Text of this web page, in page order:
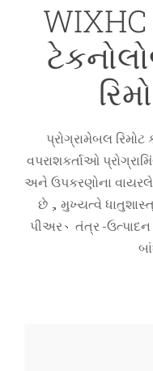
પ્રોગ્રામેબલ
વપરાશકર્તાઓ
અને ઉપકરણોના
છે，મુખ્યત્વે
પીઅર、તંત્ર -